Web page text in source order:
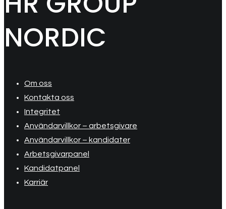
NORDIC
Om oss
Kontakta oss
Integritet
Användarvillkor – arbetsgivare
Användarvillkor – kandidater
Arbetsgivarpanel
Kandidatpanel
Karriär